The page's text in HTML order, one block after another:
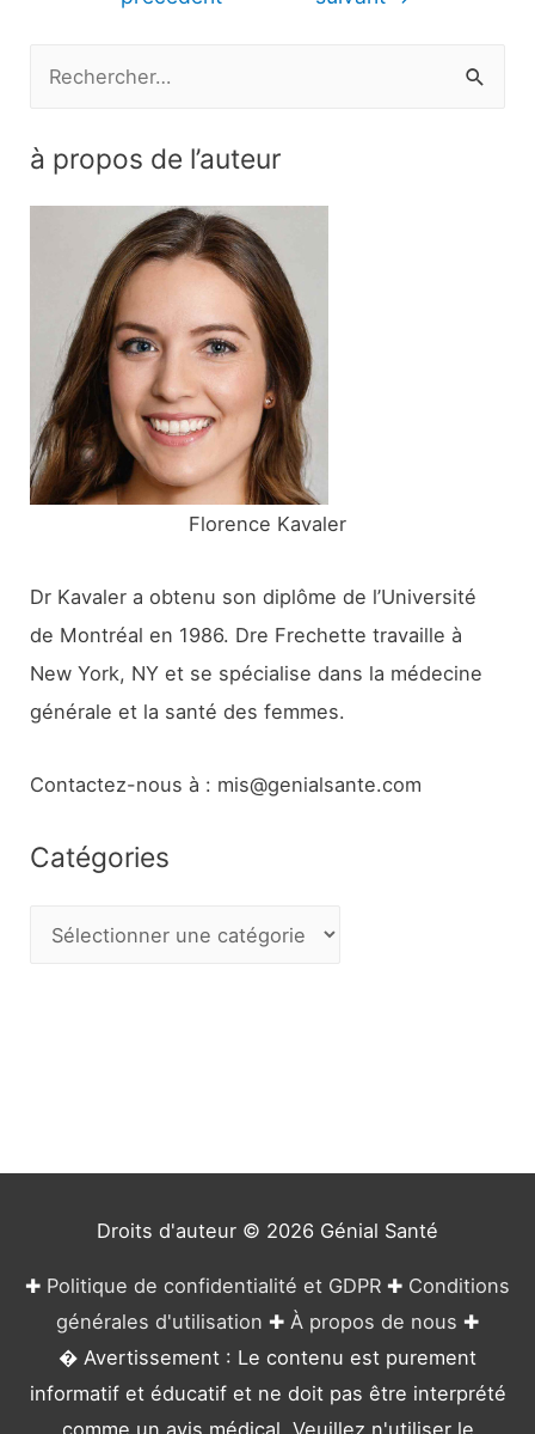
h
:
à propos de l’auteur
Florence Kavaler
Dr Kavaler a obtenu son diplôme de l’Université
de Montréal en 1986. Dre Frechette travaille à
New York, NY et se spécialise dans la médecine
générale et la santé des femmes.
Contactez-nous à : mis@genialsante.com
Catégories
Droits d'auteur © 2026 Génial Santé
✚ Politique de confidentialité et GDPR ✚ Conditions
générales d'utilisation ✚ À propos de nous ✚
� Avertissement : Le contenu est purement
informatif et éducatif et ne doit pas être interprété